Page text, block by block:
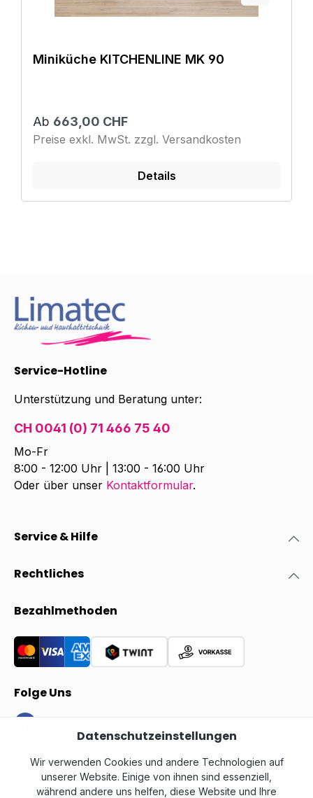
Miniküche KITCHENLINE MK 90
Ab 663,00 CHF
Preise exkl. MwSt. zzgl. Versandkosten
Details
Service-Hotline
Unterstützung und Beratung unter:
CH 0041 (0) 71 466 75 40
Mo-Fr
8:00 - 12:00 Uhr | 13:00 - 16:00 Uhr
Oder über unser Kontaktformular.
Service & Hilfe
Rechtliches
Bezahlmethoden
Folge Uns
Datenschutzeinstellungen
Wir verwenden Cookies und andere Technologien auf
unserer Website. Einige von ihnen sind essenziell,
während andere uns helfen, diese Website und Ihre